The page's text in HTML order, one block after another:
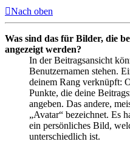
Nach oben
Was sind das für Bilder, die
angezeigt werden?
In der Beitragsansicht
Benutzernamen stehen.
deinem Rang verknüpft:
Punkte, die deine
angeben. Das andere,
„Avatar“ bezeichnet. Es
ein persönliches Bild,
unterschiedlich ist.